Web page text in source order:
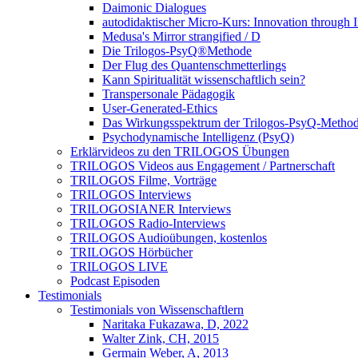
Daimonic Dialogues
autodidaktischer Micro-Kurs: Innovation through
Medusa's Mirror strangified / D
Die Trilogos-PsyQ®Methode
Der Flug des Quantenschmetterlings
Kann Spiritualität wissenschaftlich sein?
Transpersonale Pädagogik
User-Generated-Ethics
Das Wirkungsspektrum der Trilogos-PsyQ-
Psychodynamische Intelligenz (PsyQ)
Erklärvideos zu den TRILOGOS Übungen
TRILOGOS Videos aus Engagement / Partnerschaft
TRILOGOS Filme, Vorträge
TRILOGOS Interviews
TRILOGOSIANER Interviews
TRILOGOS Radio-Interviews
TRILOGOS Audioübungen, kostenlos
TRILOGOS Hörbücher
TRILOGOS LIVE
Podcast Episoden
Testimonials
Testimonials von Wissenschaftlern
Naritaka Fukazawa, D, 2022
Walter Zink, CH, 2015
Germain Weber, A, 2013